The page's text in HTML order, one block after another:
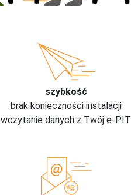
szybkość
brak konieczności instalacji
wczytanie danych z Twój e-PIT